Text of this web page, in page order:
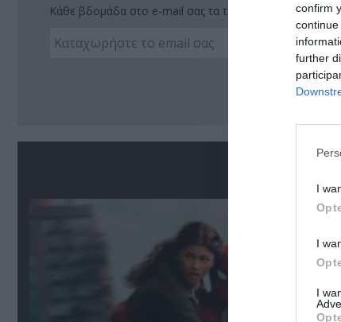
confirm
further
I
I
I
Κάθε βδομάδα στο e-mail σας τα τελευταία νέα για την